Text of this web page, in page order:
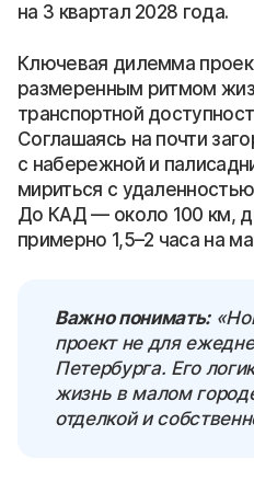
на 3 квартал 2028 года.
Ключевая дилемма
размеренным ритмом
транспортной
Соглашаясь на почти
с набережной и
мириться с
До КАД — около 100 км,
примерно 1,5–2 часа на
Важно понимать:
проект не для
Петербурга. Его
жизнь в малом
отделкой и